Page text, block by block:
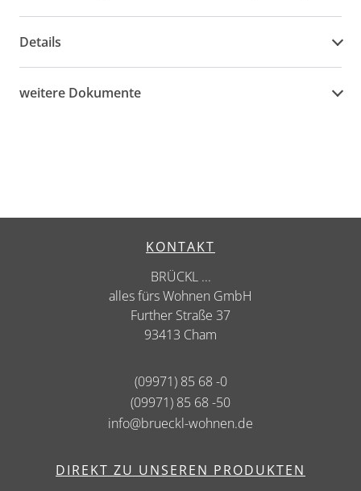
Details
weitere Dokumente
KONTAKT
BRÜCKL ...
alles fürs Wohnen GmbH
Further Straße 37
93413 Cham
(09971) 85 68 -0
(09971) 85 68 -50
info@brueckl-wohnen.de
DIREKT ZU UNSEREN PRODUKTEN